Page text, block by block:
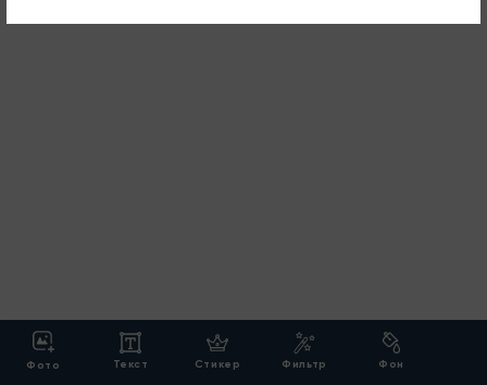
Фото Текст Стикер Фильтр Фон